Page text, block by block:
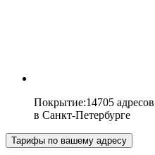
Покрытие:14705 адресов
в Санкт-Петербурге
Тарифы по вашему адресу